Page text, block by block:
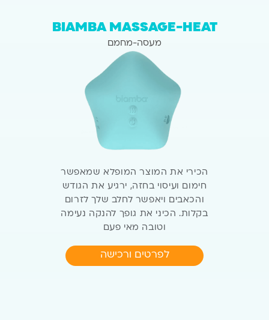
BIAMBA MASSAGE-HEAT
מעסה-מחמם
הכירי את המוצר המופלא שמאפשר
חימום ועיסוי בחזה, ירגיע את הגודש
והכאבים ויאפשר לחלב שלך לזרום
בקלות. הכיני את גופך להנקה נעימה
וטובה מאי פעם
לפרטים ורכישה